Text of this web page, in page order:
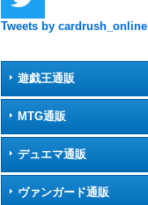
Tweets by cardrush_online
遊戯王通販
MTG通販
デュエマ通販
ヴァンガード通販